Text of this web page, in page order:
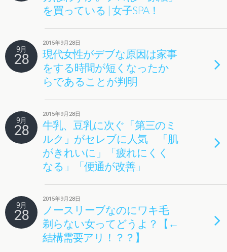
を買っている | 女子SPA！
9月
28
2015年9月28日
現代女性がデブな原因は家事
をする時間が短くなったか
らであることが判明
9月
28
2015年9月28日
牛乳、豆乳に次ぐ「第三のミ
ルク」がセレブに人気 「肌
がきれいに」「疲れにくく
なる」「便通が改善」
9月
28
2015年9月28日
ノースリーブなのにワキ毛
剃らない女ってどうよ？【←
結構需要アリ！？？】